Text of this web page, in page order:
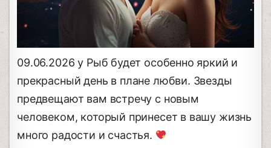
09.06.2026 у Рыб будет особенно яркий и
прекрасный день в плане любви. Звезды
предвещают вам встречу с новым
человеком, который принесет в вашу жизнь
много радости и счастья.